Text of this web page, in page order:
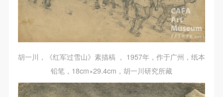
胡一川，《红军过雪山》素描稿 ， 1957年，作于广州，纸本
铅笔，18cm×29.4cm，胡一川研究所藏